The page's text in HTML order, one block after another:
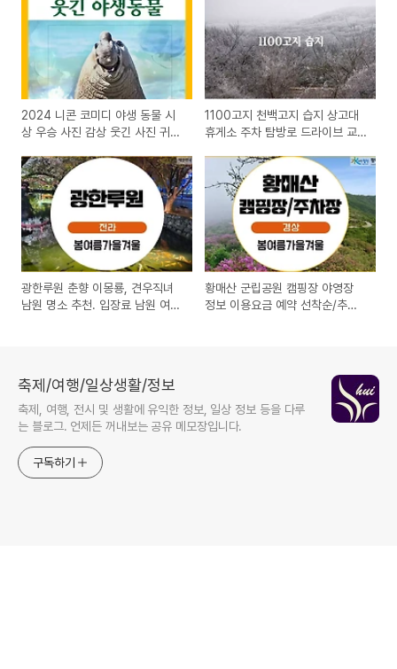
2024 니콘 코미디 야생 동물 시
상 우승 사진 감상 웃긴 사진 귀여
1100고지 천백고지 습지 상고대
휴게소 주차 탐방로 드라이브 교
광한루원 춘향 이몽룡, 견우직녀
남원 명소 추천. 입장료 남원 여행
황매산 군립공원 캠핑장 야영장
정보 이용요금 예약 선착순/추첨
축제/여행/일상생활/정보
축제, 여행, 전시 및 생활에 유익한 정보, 일상 정보 등을 다루
는 블로그. 언제든 꺼내보는 공유 메모장입니다.
구독하기